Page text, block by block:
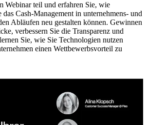
Webinar teil und erfahren Sie, wie
Cash-Management in unternehmens- und
Abläufen neu gestalten können. Gewinnen
verbessern Sie die Transparenz und
Sie, wie Sie Technologien nutzen
einen Wettbewerbsvorteil zu